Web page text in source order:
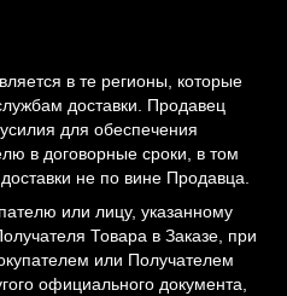
в те регионы, которые
доставки. Продавец
для обеспечения
в договорные сроки, в том
не по вине Продавца.
или лицу, указанному
Товара в Заказе, при
или Получателем
официального документа,